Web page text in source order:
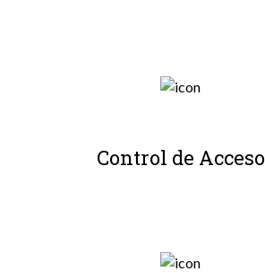
Control de Acceso